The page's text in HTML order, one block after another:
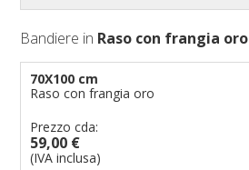
Bandiere in Raso con frangia oro
70X100 cm
Raso con frangia oro
Prezzo cda:
59,00 €
(IVA inclusa)